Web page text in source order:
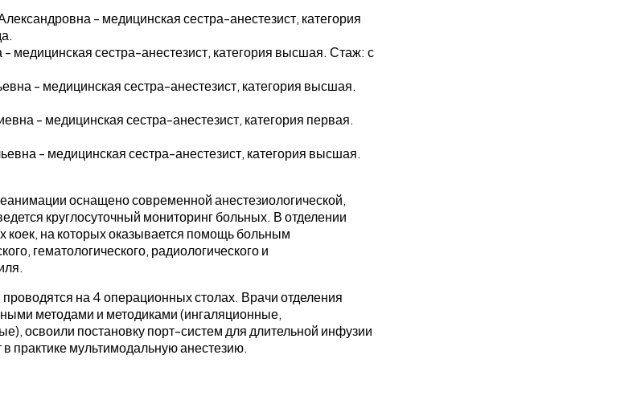
- медицинская сестра-анестезист, категория
сестра-анестезист, категория высшая. Стаж: с
- медицинская сестра-анестезист, категория высшая.
- медицинская сестра-анестезист, категория первая.
- медицинская сестра-анестезист, категория высшая.
оснащено современной анестезиологической,
круглосуточный мониторинг больных. В отделении
на которых оказывается помощь больным
гематологического, радиологического и
на 4 операционных столах. Врачи отделения
методами и методиками (ингаляционные,
освоили постановку порт-систем для длительной инфузии
практике мультимодальную анестезию.